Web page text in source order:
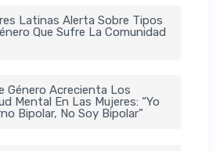
Latinas Alerta Sobre Tipos
Que Sufre La Comunidad
Género Acrecienta Los
Mental En Las Mujeres: “Yo
Bipolar, No Soy Bipolar”